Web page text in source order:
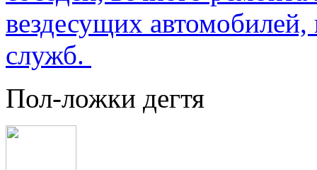
вездесущих
служб.
Пол-ложки дегтя